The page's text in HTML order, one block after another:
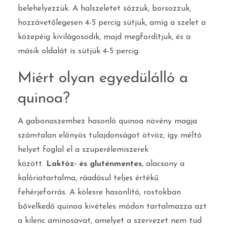
belehelyezzük. A halszeletet sózzuk, borsozzuk,
hozzávetőlegesen 4-5 percig sütjük, amíg a szelet a
közepéig kivilágosodik, majd megfordítjuk, és a
másik oldalát is sütjük 4-5 percig.
Miért olyan egyedülálló a
quinoa?
A gabonaszemhez hasonló quinoa növény magja
számtalan előnyös tulajdonságot ötvöz, így méltó
helyet foglal el a szuperélemiszerek
között.
Laktóz- és gluténmentes, alacsony a
kalóriatartalma, ráadásul teljes értékű
fehérjeforrás. A kölesre hasonlító, rostokban
bővelkedő quinoa kivételes módon tartalmazza azt
a kilenc aminosavat, amelyet a szervezet nem tud